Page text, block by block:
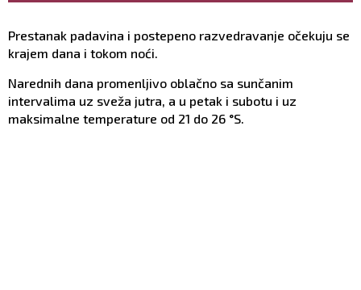
Prestanak padavina i postepeno razvedravanje očekuju se
krajem dana i tokom noći.
Narednih dana promenlјivo oblačno sa sunčanim
intervalima uz sveža jutra, a u petak i subotu i uz
maksimalne temperature od 21 do 26 °S.